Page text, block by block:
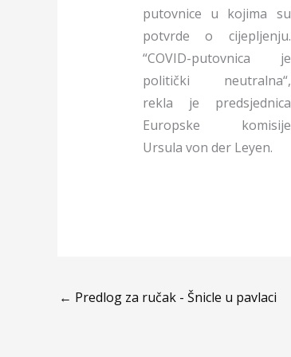
putovnice u kojima su
potvrde o cijepljenju.
“COVID-putovnica je
politički neutralna“,
rekla je predsjednica
Europske komisije
Ursula von der Leyen.
← Predlog za ručak - Šnicle u pavlaci